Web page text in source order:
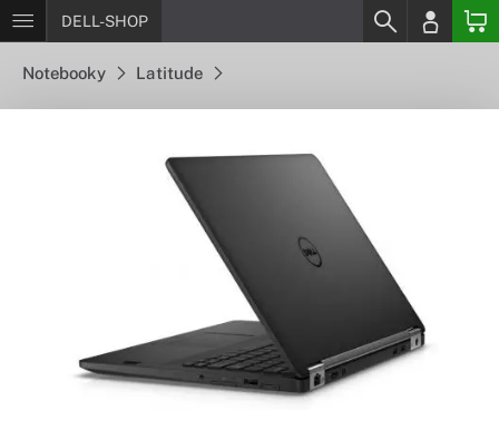
DELL-SHOP
Notebooky Latitude